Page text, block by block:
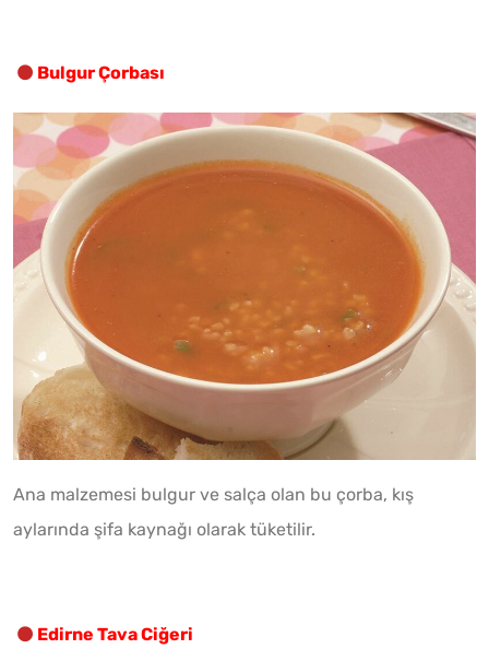
Bulgur Çorbası
Ana malzemesi bulgur ve salça olan bu çorba, kış
aylarında şifa kaynağı olarak tüketilir.
Edirne Tava Ciğeri